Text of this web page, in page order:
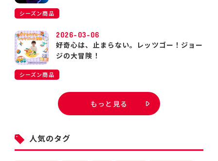
シーズン商品
2026-03-06
好奇心は、止まらない。レッツゴー！ジョー
ジの大冒険！
シーズン商品
もっと見る
人気のタグ